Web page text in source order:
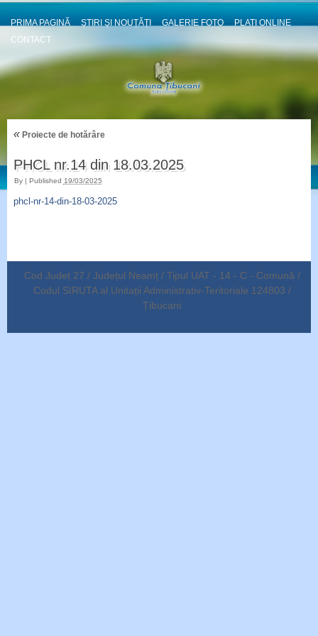
PRIMA PAGINĂ ȘTIRI ȘI NOUȚĂȚI GALERIE FOTO
PLATI ONLINE
CONTACT
«Proiecte de hotărâre
PHCL nr.14 din 18.03.2025
By | Published 19/03/2025
phcl-nr-14-din-18-03-2025
Cod Județ 27 / Județul Neamț / Tipul UAT - 14 - C - Comună /
Codul SIRUTA al Unitații Administrativ-Teritoriale 124803 /
Țibucani